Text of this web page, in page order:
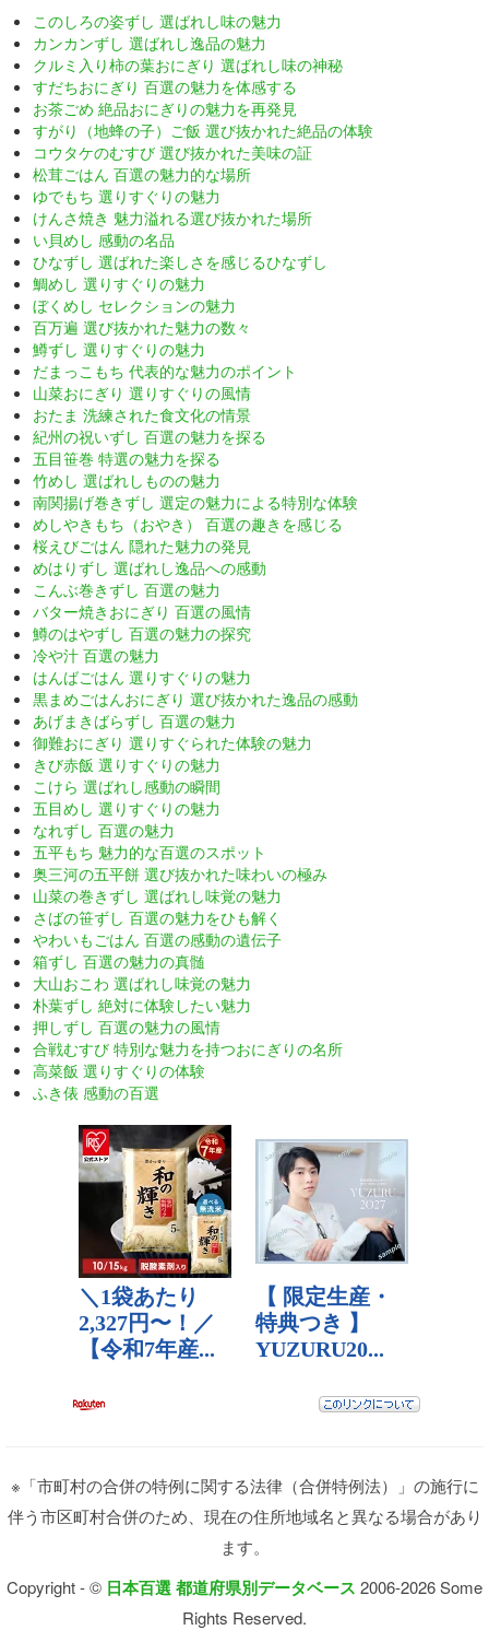
このしろの姿ずし 選ばれし味の魅力
カンカンずし 選ばれし逸品の魅力
クルミ入り柿の葉おにぎり 選ばれし味の神秘
すだちおにぎり 百選の魅力を体感する
お茶ごめ 絶品おにぎりの魅力を再発見
すがり（地蜂の子）ご飯 選び抜かれた絶品の体験
コウタケのむすび 選び抜かれた美味の証
松茸ごはん 百選の魅力的な場所
ゆでもち 選りすぐりの魅力
けんさ焼き 魅力溢れる選び抜かれた場所
い貝めし 感動の名品
ひなずし 選ばれた楽しさを感じるひなずし
鯛めし 選りすぐりの魅力
ぼくめし セレクションの魅力
百万遍 選び抜かれた魅力の数々
鱒ずし 選りすぐりの魅力
だまっこもち 代表的な魅力のポイント
山菜おにぎり 選りすぐりの風情
おたま 洗練された食文化の情景
紀州の祝いずし 百選の魅力を探る
五目笹巻 特選の魅力を探る
竹めし 選ばれしものの魅力
南関揚げ巻きずし 選定の魅力による特別な体験
めしやきもち（おやき） 百選の趣きを感じる
桜えびごはん 隠れた魅力の発見
めはりずし 選ばれし逸品への感動
こんぶ巻きずし 百選の魅力
バター焼きおにぎり 百選の風情
鱒のはやずし 百選の魅力の探究
冷や汁 百選の魅力
はんばごはん 選りすぐりの魅力
黒まめごはんおにぎり 選び抜かれた逸品の感動
あげまきばらずし 百選の魅力
御難おにぎり 選りすぐられた体験の魅力
きび赤飯 選りすぐりの魅力
こけら 選ばれし感動の瞬間
五目めし 選りすぐりの魅力
なれずし 百選の魅力
五平もち 魅力的な百選のスポット
奥三河の五平餅 選び抜かれた味わいの極み
山菜の巻きずし 選ばれし味覚の魅力
さばの笹ずし 百選の魅力をひも解く
やわいもごはん 百選の感動の遺伝子
箱ずし 百選の魅力の真髄
大山おこわ 選ばれし味覚の魅力
朴葉ずし 絶対に体験したい魅力
押しずし 百選の魅力の風情
合戦むすび 特別な魅力を持つおにぎりの名所
高菜飯 選りすぐりの体験
ふき俵 感動の百選
※「市町村の合併の特例に関する法律（合併特例法）」の施行に
伴う市区町村合併のため、現在の住所地域名と異なる場合があり
ます。
Copyright - © 日本百選 都道府県別データベース 2006-2026 Some
Rights Reserved.